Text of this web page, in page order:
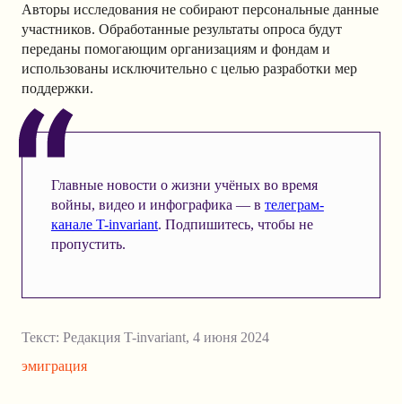
Авторы исследования не собирают персональные данные
участников. Обработанные результаты опроса будут
переданы помогающим организациям и фондам и
использованы исключительно с целью разработки мер
поддержки.
Главные новости о жизни учёных во время
войны, видео и инфографика — в телеграм-
канале T-invariant. Подпишитесь, чтобы не
пропустить.
Текст: Редакция T-invariant, 4 июня 2024
эмиграция